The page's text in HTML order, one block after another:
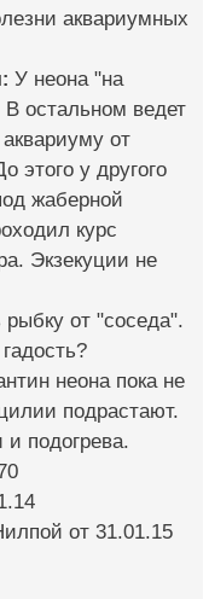
аквариумных
У неона "на
остальном ведет
от
этого у другого
жаберной
курс
Экзекуции не
от "соседа".
неона пока не
подрастают.
и подогрева.
от 31.01.15